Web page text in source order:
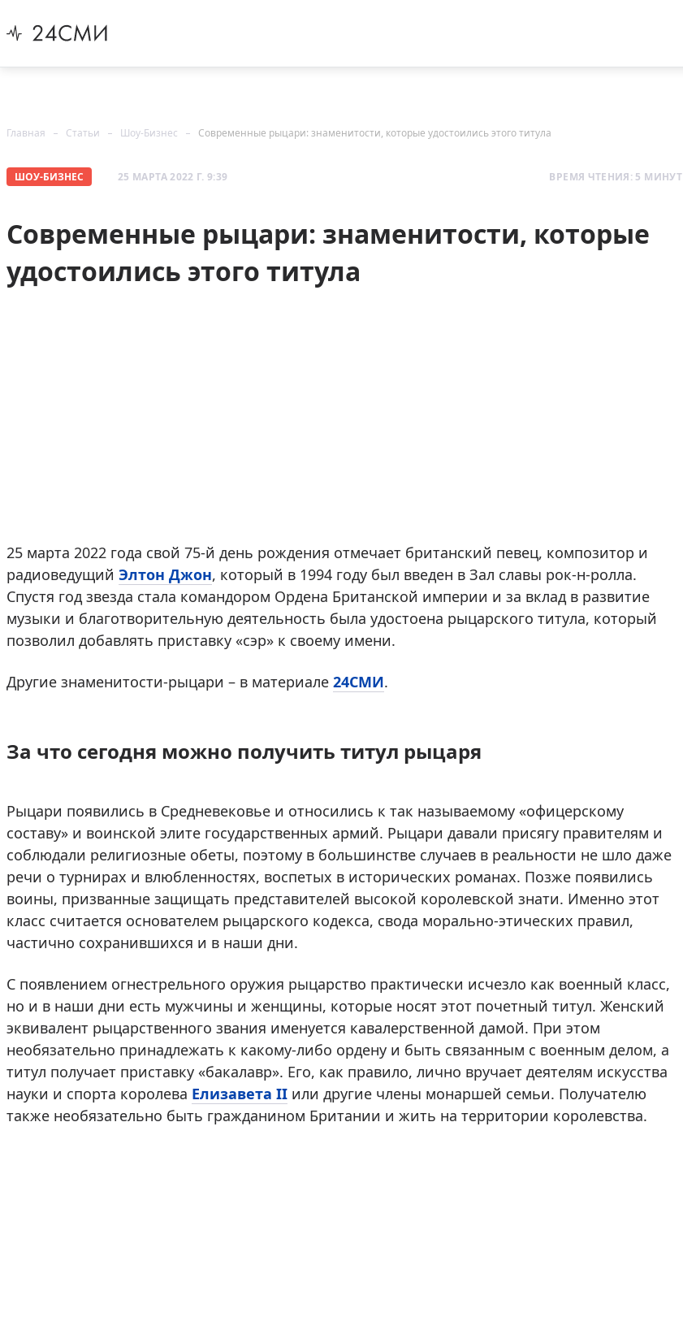
Главная Статьи Шоу-Бизнес Современные рыцари: знаменитости, которые удостоились этого титула
ШОУ-БИЗНЕС 25 МАРТА 2022 Г. 9:39 ВРЕМЯ ЧТЕНИЯ: 5 МИНУТ
Современные рыцари: знаменитости, которые
удостоились этого титула
25 марта 2022 года свой 75-й день рождения отмечает британский певец, композитор и
радиоведущий Элтон Джон, который в 1994 году был введен в Зал славы рок-н-ролла.
Спустя год звезда стала командором Ордена Британской империи и за вклад в развитие
музыки и благотворительную деятельность была удостоена рыцарского титула, который
позволил добавлять приставку «сэр» к своему имени.
Другие знаменитости-рыцари – в материале 24СМИ.
За что сегодня можно получить титул рыцаря
Рыцари появились в Средневековье и относились к так называемому «офицерскому
составу» и воинской элите государственных армий. Рыцари давали присягу правителям и
соблюдали религиозные обеты, поэтому в большинстве случаев в реальности не шло даже
речи о турнирах и влюбленностях, воспетых в исторических романах. Позже появились
воины, призванные защищать представителей высокой королевской знати. Именно этот
класс считается основателем рыцарского кодекса, свода морально-этических правил,
частично сохранившихся и в наши дни.
С появлением огнестрельного оружия рыцарство практически исчезло как военный класс,
но и в наши дни есть мужчины и женщины, которые носят этот почетный титул. Женский
эквивалент рыцарственного звания именуется кавалерственной дамой. При этом
необязательно принадлежать к какому-либо ордену и быть связанным с военным делом, а
титул получает приставку «бакалавр». Его, как правило, лично вручает деятелям искусства
науки и спорта королева Елизавета II или другие члены монаршей семьи. Получателю
также необязательно быть гражданином Британии и жить на территории королевства.